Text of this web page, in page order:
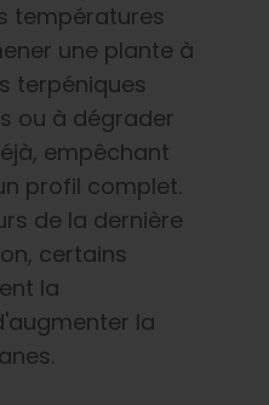
températures
une plante à
terpéniques
ou à dégrader
empêchant
profil complet.
de la dernière
certains
la
la